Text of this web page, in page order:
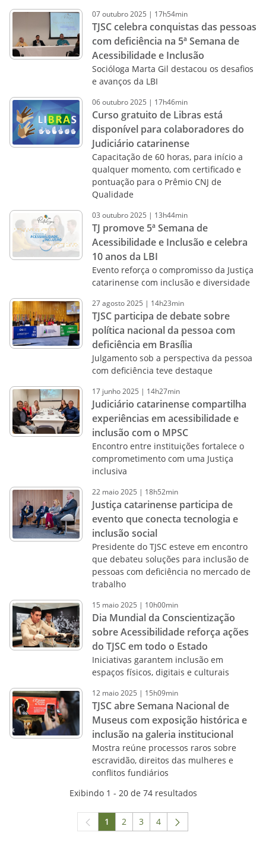
07outubro2025 | 17h54min
TJSC celebra conquistas das pessoas
com deficiência na 5ª Semana de
Acessibilidade e Inclusão
Socióloga Marta Gil destacou os desafios
e avanços da LBI
06outubro2025 | 17h46min
Curso gratuito de Libras está
disponível para colaboradores do
Judiciário catarinense
Capacitação de 60 horas, para início a
qualquer momento, com certificado e
pontuação para o Prêmio CNJ de
Qualidade
03 outubro2025 | 13h44min
TJ promove 5ª Semana de
Acessibilidade e Inclusão e celebra
10 anos da LBI
Evento reforça o compromisso da Justiça
catarinense com inclusão e diversidade
27agosto2025 | 14h23min
TJSC participa de debate sobre
política nacional da pessoa com
deficiência em Brasília
Julgamento sob a perspectiva da pessoa
com deficiência teve destaque
17 junho2025 | 14h27min
Judiciário catarinense compartilha
experiências em acessibilidade e
inclusão com o MPSC
Encontro entre instituições fortalece o
comprometimento com uma Justiça
inclusiva
22 maio2025 | 18h52min
Justiça catarinense participa de
evento que conecta tecnologia e
inclusão social
Presidente do TJSC esteve em encontro
que debateu soluções para inclusão de
pessoas com deficiência no mercado de
trabalho
15 maio2025 | 10h00min
Dia Mundial da Conscientização
sobre Acessibilidade reforça ações
do TJSC em todo o Estado
Iniciativas garantem inclusão em
espaços físicos, digitais e culturais
12 maio2025 | 15h09min
TJSC abre Semana Nacional de
Museus com exposição histórica e
inclusão na galeria institucional
Mostra reúne processos raros sobre
escravidão, direitos das mulheres e
conflitos fundiários
Exibindo 1 - 20 de 74 resultados
Página
1 Página
2 Página
3 Página
4